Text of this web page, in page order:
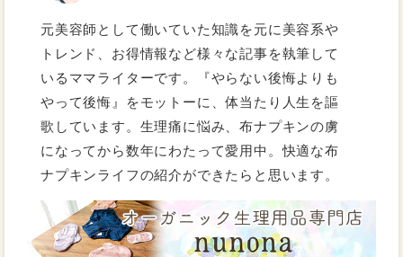
元美容師として働いていた知識を元に美容系や
トレンド、お得情報など様々な記事を執筆して
いるママライターです。『やらない後悔よりも
やって後悔』をモットーに、体当たり人生を謳
歌しています。生理痛に悩み、布ナプキンの虜
になってから数年にわたって愛用中。快適な布
ナプキンライフの紹介ができたらと思います。